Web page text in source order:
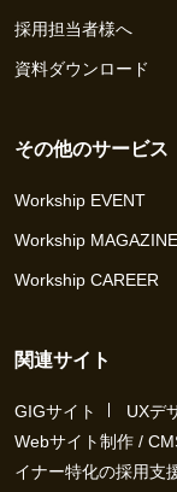
採用担当者様へ
資料ダウンロード
その他のサービス
Workship EVENT
Workship MAGAZINE
Workship CAREER
関連サイト
GIGサイト
UXデ
Webサイト制作 /
イナー特化の採用支